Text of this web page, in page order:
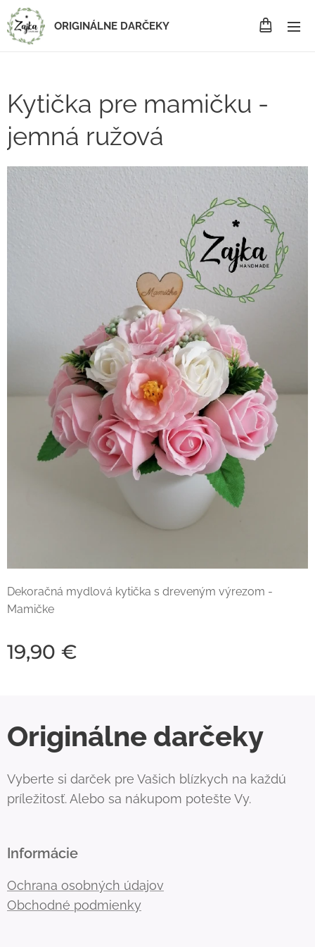
ORIGINÁLNE DARČEKY
Kytička pre mamičku -
jemná ružová
Dekoračná mydlová kytička s dreveným výrezom -
Mamičke
19,90 €
Originálne darčeky
Vyberte si darček pre Vašich blízkych na každú
príležitosť. Alebo sa nákupom potešte Vy.
Informácie
Ochrana osobných údajov
Obchodné podmienky